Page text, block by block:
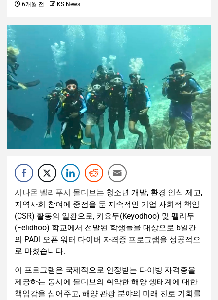
6개월 전 KS News
시나몬 벨리푸시 몰디브는 청소년 개발, 환경 인식 제고,
지역사회 참여에 중점을 둔 지속적인 기업 사회적 책임
(CSR) 활동의 일환으로, 키요두(Keyodhoo) 및 펠리두
(Felidhoo) 학교에서 선발된 학생들을 대상으로 6일간
의 PADI 오픈 워터 다이버 자격증 프로그램을 성공적으
로 마쳤습니다.
이 프로그램은 국제적으로 인정받는 다이빙 자격증을
제공하는 동시에 몰디브의 취약한 해양 생태계에 대한
책임감을 심어주고, 해양 관광 분야의 미래 진로 기회를